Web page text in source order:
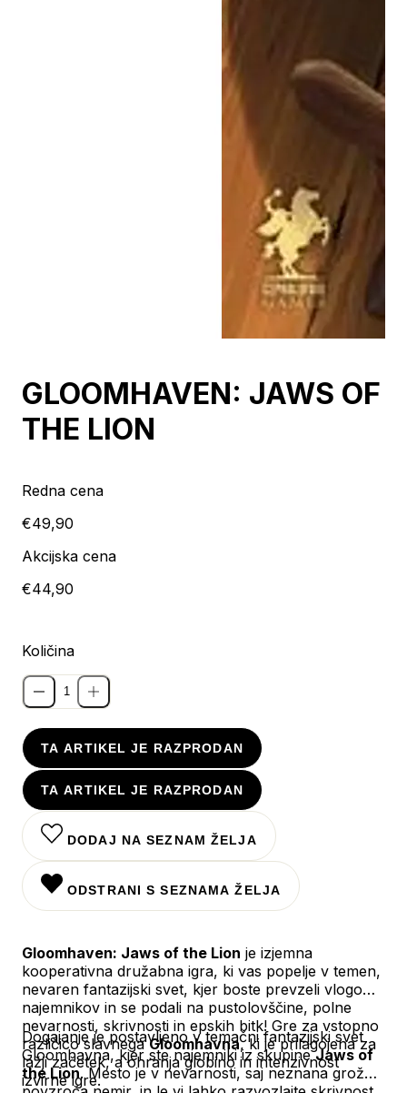
GLOOMHAVEN: JAWS OF
THE LION
Redna cena
€49,90
Akcijska cena
€44,90
Količina
TA ARTIKEL JE RAZPRODAN
TA ARTIKEL JE RAZPRODAN
DODAJ NA SEZNAM ŽELJA
ODSTRANI S SEZNAMA ŽELJA
Gloomhaven: Jaws of the Lion je izjemna
kooperativna družabna igra, ki vas popelje v temen,
nevaren fantazijski svet, kjer boste prevzeli vlogo
najemnikov in se podali na pustolovščine, polne
nevarnosti, skrivnosti in epskih bitk! Gre za vstopno
različico slavnegaGloomhavna, ki je prilagojena za
lažji začetek, a ohranja globino in intenzivnost
izvirne igre.
Dogajanje je postavljeno v temačni fantazijski svet
Gloomhavna, kjer ste najemniki iz skupineJaws of
the Lion. Mesto je v nevarnosti, saj neznana grožnja